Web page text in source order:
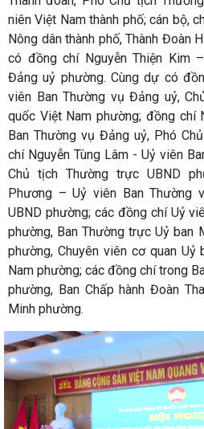
niên Việt Nam thành phố; cán bộ,
Nông dân thành phố, Thành Đoàn
có đồng chí Nguyễn Thiện Kim
Đảng uỷ phường. Cùng dự có
viên Ban Thường vụ Đảng uỷ,
quốc Việt Nam phường; đồng chí
Ban Thường vụ Đảng uỷ, Phó
chí Nguyễn Tùng Lâm - Uỷ viên
Chủ tịch Thường trực UBND
Phương – Uỷ viên Ban Thường
UBND phường; các đồng chí Uỷ
phường, Ban Thường trực Uỷ ban
phường, Chuyên viên cơ quan
Nam phường; các đồng chí trong
phường, Ban Chấp hành Đoàn
Minh phường.